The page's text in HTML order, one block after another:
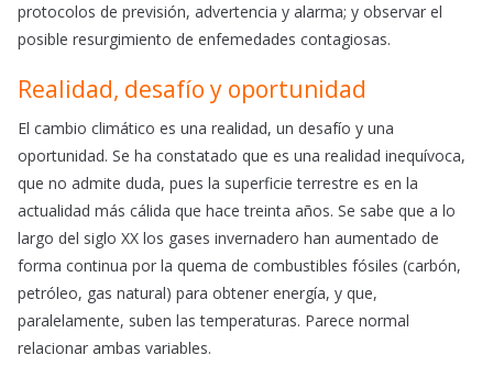
protocolos de previsión, advertencia y alarma; y observar el
posible resurgimiento de enfemedades contagiosas.
Realidad, desafío y oportunidad
El cambio climático es una realidad, un desafío y una
oportunidad. Se ha constatado que es una realidad inequívoca,
que no admite duda, pues la superficie terrestre es en la
actualidad más cálida que hace treinta años. Se sabe que a lo
largo del siglo XX los gases invernadero han aumentado de
forma continua por la quema de combustibles fósiles (carbón,
petróleo, gas natural) para obtener energía, y que,
paralelamente, suben las temperaturas. Parece normal
relacionar ambas variables.